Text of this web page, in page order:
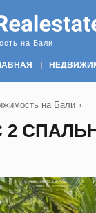
на Бали
на Бали ›